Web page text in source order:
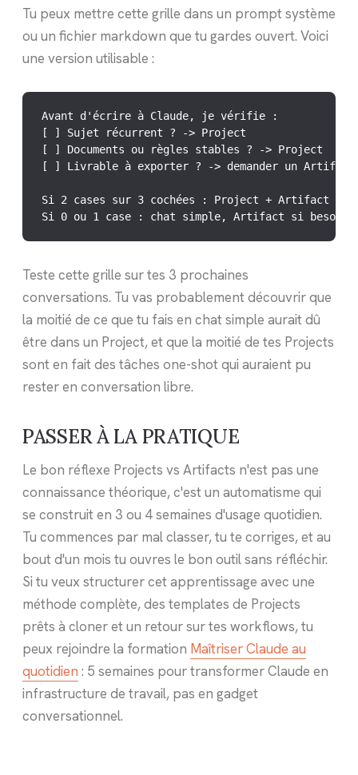
Tu peux mettre cette grille dans un prompt système
ou un fichier markdown que tu gardes ouvert. Voici
une version utilisable :
Avant d'écrire à Claude, je vérifie :
[ ] Sujet récurrent ? -> Project
[ ] Documents ou règles stables ? -> Project
[ ] Livrable à exporter ? -> demander un Artifact
Si 2 cases sur 3 cochées : Project + Artifact
Si 0 ou 1 case : chat simple, Artifact si besoin.
Teste cette grille sur tes 3 prochaines
conversations. Tu vas probablement découvrir que
la moitié de ce que tu fais en chat simple aurait dû
être dans un Project, et que la moitié de tes Projects
sont en fait des tâches one-shot qui auraient pu
rester en conversation libre.
PASSER À LA PRATIQUE
Le bon réflexe Projects vs Artifacts n'est pas une
connaissance théorique, c'est un automatisme qui
se construit en 3 ou 4 semaines d'usage quotidien.
Tu commences par mal classer, tu te corriges, et au
bout d'un mois tu ouvres le bon outil sans réfléchir.
Si tu veux structurer cet apprentissage avec une
méthode complète, des templates de Projects
prêts à cloner et un retour sur tes workflows, tu
peux rejoindre la formation Maîtriser Claude au
quotidien : 5 semaines pour transformer Claude en
infrastructure de travail, pas en gadget
conversationnel.